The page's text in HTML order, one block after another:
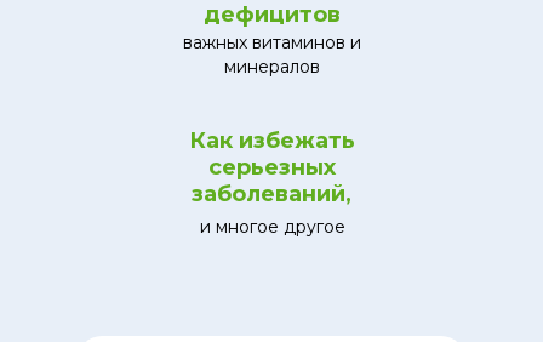
Как избежать
серьезных
заболеваний,
важных витаминов и
минералов
дефицитов
и многое другое